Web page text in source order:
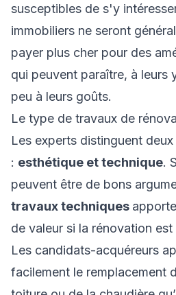
susceptibles de s'y
immobiliers ne seront
payer plus cher pour des
qui peuvent paraître, à leurs
peu à leurs goûts.
Le type de travaux de
Les experts distinguent
: esthétique et technique.
peuvent être de bons
travaux techniques
de valeur si la rénovation
Les candidats-acquéreurs
facilement le remplacement